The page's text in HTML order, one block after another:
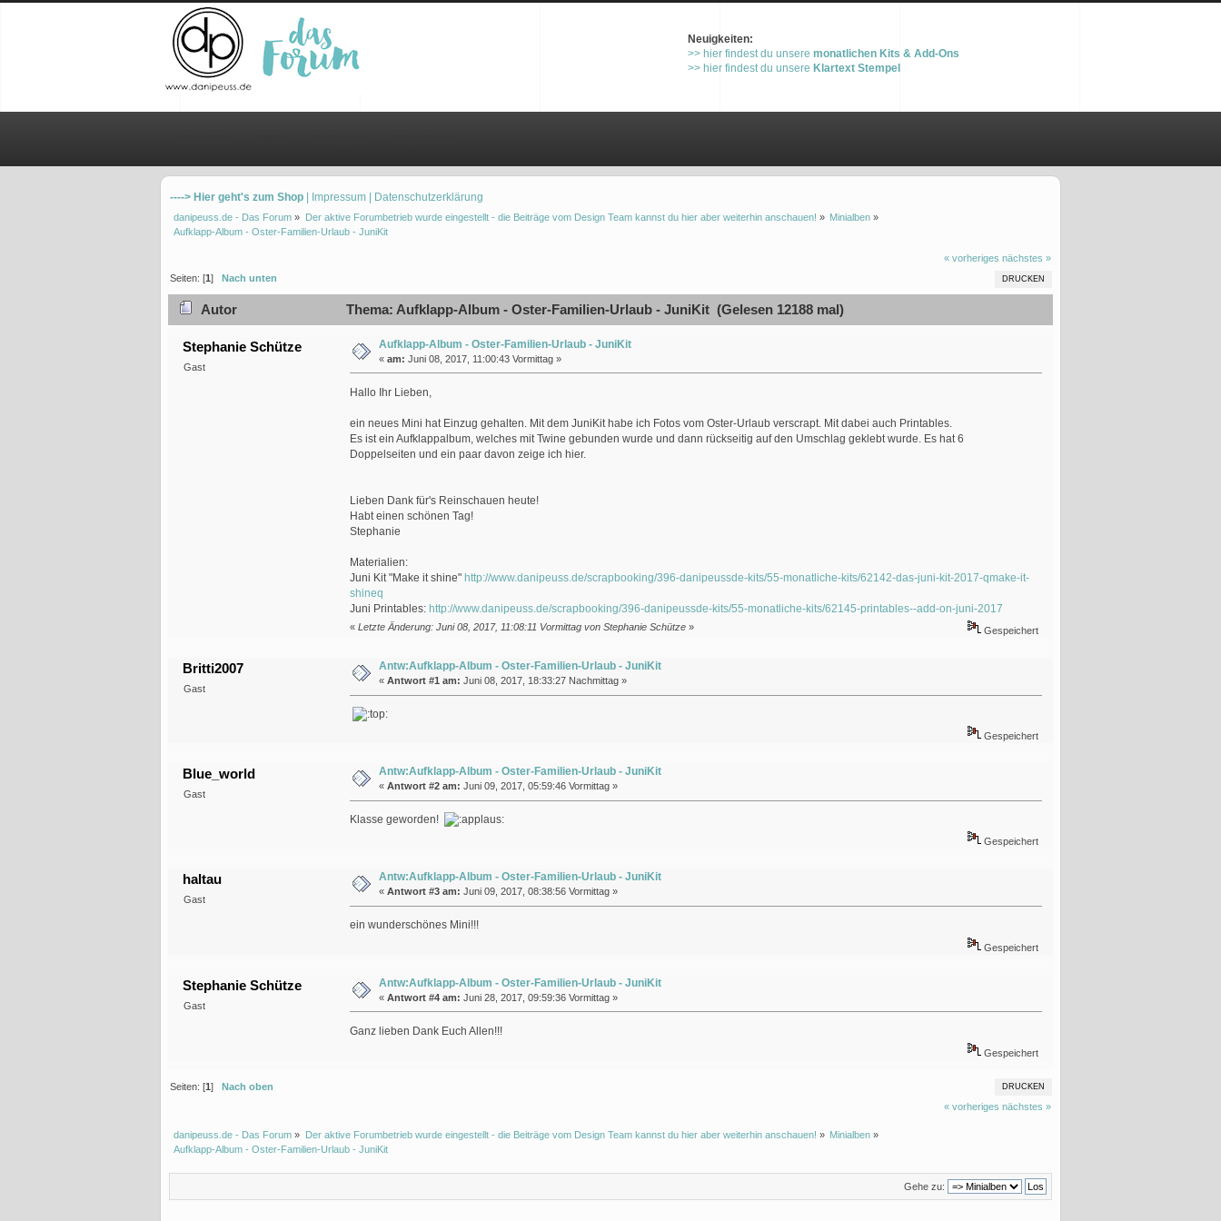
Neuigkeiten:
>> hier findest du unsere monatlichen Kits & Add-Ons
>> hier findest du unsere Klartext Stempel
----> Hier geht's zum Shop | Impressum | Datenschutzerklärung
danipeuss.de - Das Forum » Der aktive Forumbetrieb wurde eingestellt - die Beiträge vom Design Team kannst du hier aber weiterhin anschauen! » Minialben»
Aufklapp-Album - Oster-Familien-Urlaub - JuniKit
« vorheriges nächstes »
DRUCKEN
Seiten: [1] Nach unten
Autor Thema: Aufklapp-Album - Oster-Familien-Urlaub - JuniKit (Gelesen 12188 mal)
Stephanie Schütze
Gast
Aufklapp-Album - Oster-Familien-Urlaub - JuniKit
« am: Juni 08, 2017, 11:00:43 Vormittag »
Hallo Ihr Lieben,
ein neues Mini hat Einzug gehalten. Mit dem JuniKit habe ich Fotos vom Oster-Urlaub verscrapt. Mit dabei auch Printables.
Es ist ein Aufklappalbum, welches mit Twine gebunden wurde und dann rückseitig auf den Umschlag geklebt wurde. Es hat 6
Doppelseiten und ein paar davon zeige ich hier.
Lieben Dank für's Reinschauen heute!
Habt einen schönen Tag!
Stephanie
Materialien:
Juni Kit "Make it shine" http://www.danipeuss.de/scrapbooking/396-danipeussde-kits/55-monatliche-kits/62142-das-juni-kit-2017-qmake-it-
shineq
Juni Printables: http://www.danipeuss.de/scrapbooking/396-danipeussde-kits/55-monatliche-kits/62145-printables--add-on-juni-2017
« Letzte Änderung: Juni 08, 2017, 11:08:11 Vormittag von Stephanie Schütze» Gespeichert
Britti2007
Gast
Antw:Aufklapp-Album - Oster-Familien-Urlaub - JuniKit
« Antwort #1 am: Juni 08, 2017, 18:33:27 Nachmittag »
Gespeichert
Blue_world
Gast
Antw:Aufklapp-Album - Oster-Familien-Urlaub - JuniKit
« Antwort #2 am: Juni 09, 2017, 05:59:46 Vormittag »
Klasse geworden!
Gespeichert
haltau
Gast
Antw:Aufklapp-Album - Oster-Familien-Urlaub - JuniKit
« Antwort #3 am: Juni 09, 2017, 08:38:56 Vormittag »
ein wunderschönes Mini!!!
Gespeichert
Stephanie Schütze
Gast
Antw:Aufklapp-Album - Oster-Familien-Urlaub - JuniKit
« Antwort #4 am: Juni 28, 2017, 09:59:36 Vormittag »
Ganz lieben Dank Euch Allen!!!
Gespeichert
DRUCKEN
Seiten: [1]Nach oben
« vorheriges nächstes »
danipeuss.de - Das Forum » Der aktive Forumbetrieb wurde eingestellt - die Beiträge vom Design Team kannst du hier aber weiterhin anschauen! » Minialben»
Aufklapp-Album - Oster-Familien-Urlaub - JuniKit
Gehe zu: